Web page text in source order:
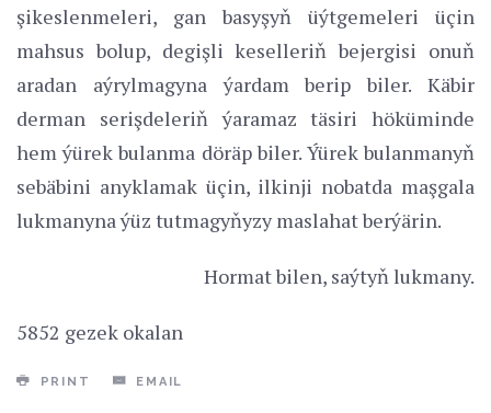
şikeslenmeleri, gan basyşyň üýtgemeleri üçin
mahsus bolup, degişli keselleriň bejergisi onuň
aradan aýrylmagyna ýardam berip biler. Käbir
derman serişdeleriň ýaramaz täsiri höküminde
hem ýürek bulanma döräp biler. Ýürek bulanmanyň
sebäbini anyklamak üçin, ilkinji nobatda maşgala
lukmanyna ýüz tutmagyňyzy maslahat berýärin.
Hormat bilen, saýtyň lukmany.
5852 gezek okalan
PRINT EMAIL